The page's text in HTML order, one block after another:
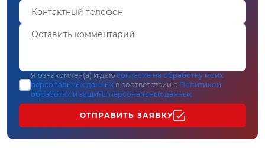
Я ознакомлен(а) и даю согласие на обработку моих
персональных данных в соответствии с Политикой
обработки и защиты персональных данных
ОТПРАВИТЬ ЗАЯВКУ